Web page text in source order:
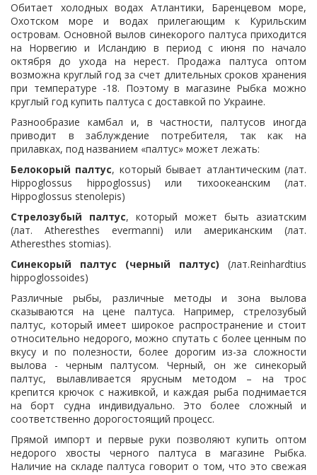
Обитает холодных водах Атлантики, Баренцевом море,
Охотском море и водах прилегающим к Курильским
островам. Основной вылов синекорого палтуса приходится
на Норвегию и Исландию в периодс июня по начало
октября до ухода на нерест. Продажа палтуса оптом
возможна круглый год за счет длительных сроков хранения
при температуре -18. Поэтому в магазине Рыбка можно
круглый год купить палтуса с доставкой по Украине.
Разнообразие камбал и, в частности, палтусов иногда
приводит в заблуждение потребителя, так как на
прилавках, под названием «палтус» может лежать:
Белокорый палтус, который бывает атлантическим (лат.
Hippoglossus hippoglossus) или тихоокеанским (лат.
Hippoglossus stenolepis)
Стрелозубый палтус, который может быть азиатским
(лат. Atheresthes evermanni) или американским (лат.
Atheresthes stomias).
Синекорый палтус (черный палтус) (лат.Reinhardtius
hippoglossoides)
Различные рыбы, различные методы и зона вылова
сказываются на цене палтуса. Например, стрелозубый
палтус, который имеет широкое распространение и стоит
относительно недорого, можно спутать с более ценным по
вкусу и по полезности, более дорогим из-за сложности
вылова - черным палтусом. Черный, он же синекорый
палтус, вылавливается ярусным методом – на трос
крепится крючок с наживкой, и каждая рыба поднимается
на борт судна индивидуально. Это более сложный и
соответственно дорогостоящий процесс.
Прямой импорт и первые руки позволяют купить оптом
недорого хвосты черного палтуса в магазине Рыбка.
Наличие на складе палтуса говорит о том, что это свежая